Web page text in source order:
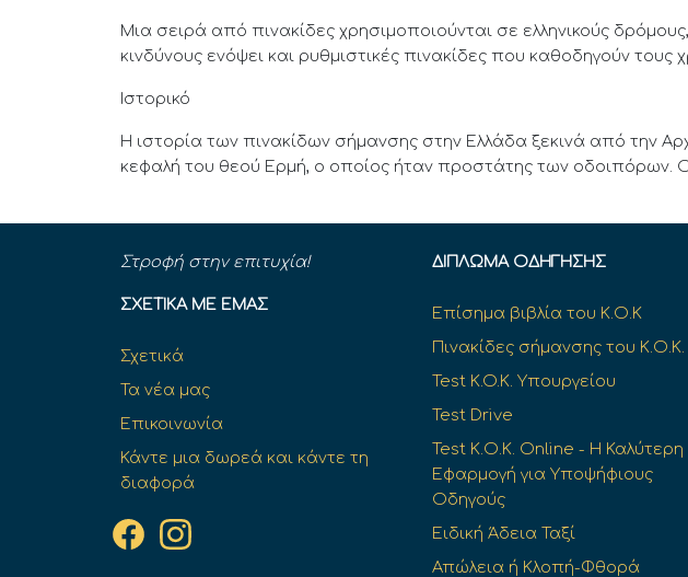
Μια σειρά από πινακίδες χρησιμοποιούνται σε ελληνικούς
κινδύνους ενόψει και ρυθμιστικές πινακίδες που καθοδηγούν τους
Ιστορικό
Η ιστορία των πινακίδων σήμανσης στην Ελλάδα ξεκινά από την
κεφαλή του θεού Ερμή, ο οποίος ήταν προστάτης των οδοιπόρων.
Στροφή στην επιτυχία!
ΣΧΕΤΙΚΆ ΜΕ ΕΜΆΣ
Σχετικά
Τα νέα μας
Επικοινωνία
Κάντε μια δωρεά και κάντε τη
διαφορά
ΔΊΠΛΩΜΑ ΟΔΉΓΗΣΗΣ
Επίσημα βιβλία του Κ.Ο.Κ
Πινακίδες σήμανσης του Κ.Ο.Κ.
Test K.O.K. Υπουργείου
Test Drive
Test Κ.Ο.Κ. Online - Η Καλύτερη
Εφαρμογή για Υποψήφιους
Οδηγούς
Ειδική Άδεια Ταξί
Απώλεια ή Κλοπή-Φθορά